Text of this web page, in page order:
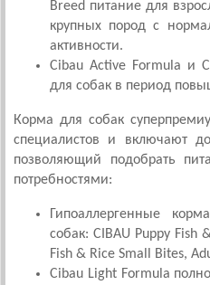
Breed питание для
крупных пород с
активности.
Cibau Active Formula и
для собак в период
Корма для собак
специалистов и включают
позволяющий подобрать
потребностями:
Гипоаллергенные
собак: CIBAU Puppy Fish
Fish & Rice Small Bites,
Cibau Light Formula